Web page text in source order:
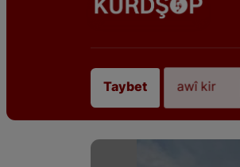
Taybet
koça dawî kir